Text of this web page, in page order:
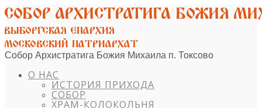
Собор Архистратига Божия Михаила п. Токсово
О НАС
ИСТОРИЯ ПРИХОДА
СОБОР
ХРАМ-КОЛОКОЛЬНЯ